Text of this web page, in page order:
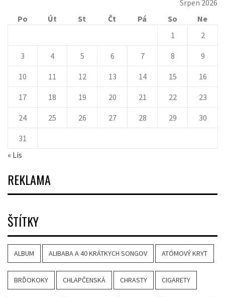
Srpen 2026
Po
Út St Čt Pá So
Ne
1
2
3 4 5 6 7 8 9
10 11 12 13 14 15 16
17 18 19 20 21 22 23
24 25 26 27 28 29 30
31
« Lis
REKLAMA
ŠTÍTKY
ALBUM ALIBABA A 40 KRÁTKYCH SONGOV ATÓMOVÝ KRYT
BRĎOKOKY CHLAPČENSKÁ CHRASTY CIGARETY